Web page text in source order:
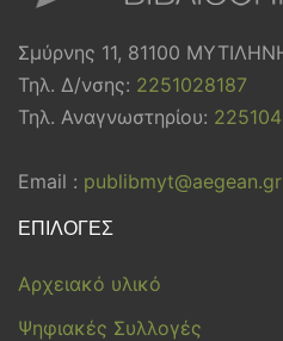
Σμύρνης 11, 81100
Τηλ. Δ/νσης: 2251028187
Τηλ. Αναγνωστηρίου:
Email : publibmyt@aegean.gr
ΕΠΙΛΟΓΕΣ
Αρχειακό υλικό
Ψηφιακές Συλλογές